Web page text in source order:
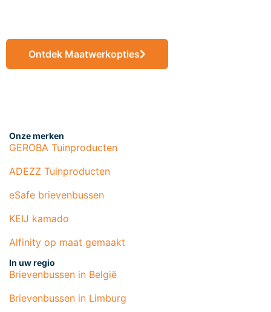
Ontdek Maatwerkopties
Onze merken
GEROBA Tuinproducten
ADEZZ Tuinproducten
eSafe brievenbussen
KEIJ kamado
Alfinity op maat gemaakt
In uw regio
Brievenbussen in België
Brievenbussen in Limburg